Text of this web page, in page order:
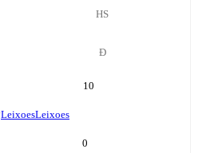
HS
Đ
10
LeixoesLeixoes
0